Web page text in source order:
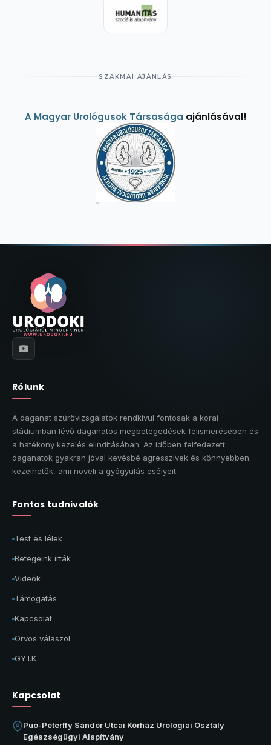
SZAKMAI AJÁNLÁS
A Magyar Urológusok Társasága ajánlásával!
Rólunk
A daganat szűrővizsgálatok rendkívül fontosak a korai
stádiumban lévő daganatos megbetegedések felismerésében és
a hatékony kezelés elindításában. Az időben felfedezett
daganatok gyakran jóval kevésbé agresszívek és könnyebben
kezelhetők, ami növeli a gyógyulás esélyeit.
Fontos tudnivalók
Test és lélek
Betegeink írták
Videók
Támogatás
Kapcsolat
Orvos válaszol
GY.I.K
Kapcsolat
Puo-Péterffy Sándor Utcai Kórház Urológiai Osztály
Egészségügyi Alapítvány